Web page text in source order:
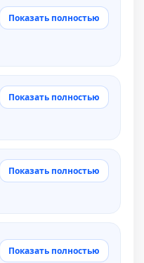
Показать полностью
Показать полностью
Показать полностью
Показать полностью